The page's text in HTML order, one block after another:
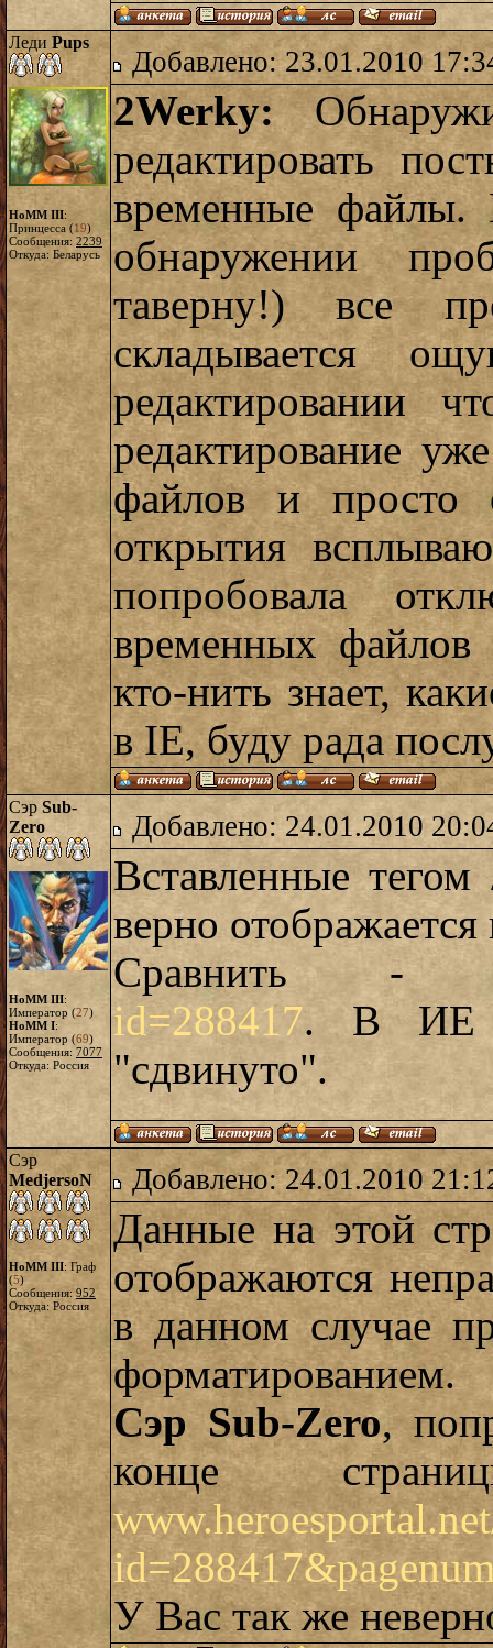
Леди Pups
HoMM III:
Принцесса (19)
Сообщения: 2239
Откуда: Беларусь
Добавлено: 23.01.2010
2Werky:
редактировать
временные
обнаружении
таверну!) все
складывается
редактировании
редактирование
файлов и просто
открытия
попробовала
временных файлов
кто-нить знает,
в IE, буду рада
Сэр Sub-
Zero
HoMM III:
Император (27)
HoMM I:
Император (69)
Сообщения: 7077
Откуда: Россия
Добавлено: 24.01.2010
Вставленные
верно
Сравнить
id=288417. В ИЕ -
"сдвинуто".
Сэр
MedjersoN
HoMM III: Граф
(5)
Сообщения: 952
Откуда: Россия
Добавлено: 24.01.2010
Данные на этой
отображаются
в данном случае
форматированием.
Сэр Sub-Zero,
конце
У Вас так же